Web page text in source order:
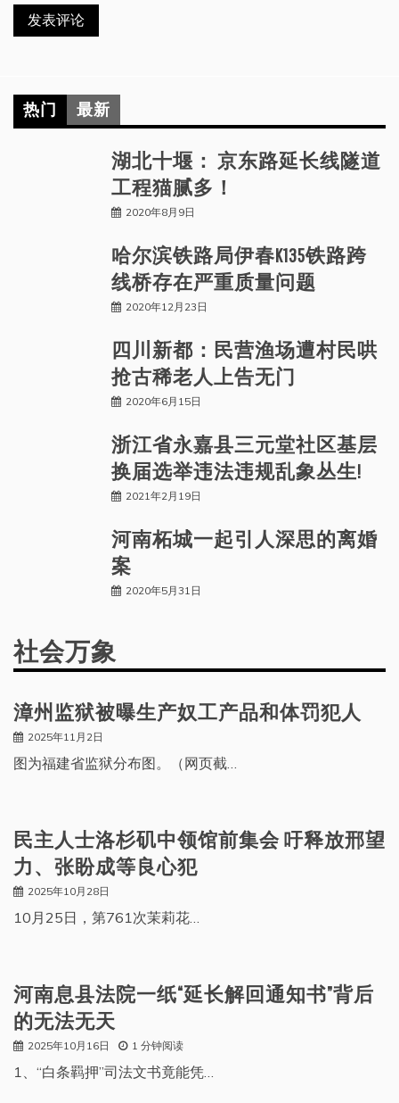
热门 最新
湖北十堰： 京东路延长线隧道
工程猫腻多！
2020年8月9日
哈尔滨铁路局伊春K135铁路跨
线桥存在严重质量问题
2020年12月23日
四川新都：民营渔场遭村民哄
抢古稀老人上告无门
2020年6月15日
浙江省永嘉县三元堂社区基层
换届选举违法违规乱象丛生!
2021年2月19日
河南柘城一起引人深思的离婚
案
2020年5月31日
社会万象
漳州监狱被曝生产奴工产品和体罚犯人
2025年11月2日
图为福建省监狱分布图。（网页截…
民主人士洛杉矶中领馆前集会 吁释放邢望
力、张盼成等良心犯
2025年10月28日
10月25日，第761次茉莉花…
河南息县法院一纸“延长解回通知书”背后
的无法无天
2025年10月16日 1 分钟阅读
1、“白条羁押”司法文书竟能凭…